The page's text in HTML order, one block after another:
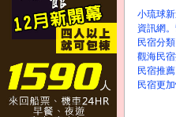
【哇
【
小琉球
資訊網
民宿分
觀海民
民宿推
民宿更